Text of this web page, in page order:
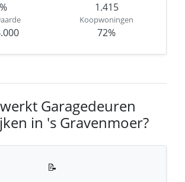
1.415
Koopwoningen
72%
Garagedeuren
in 's Gravenmoer?
📝